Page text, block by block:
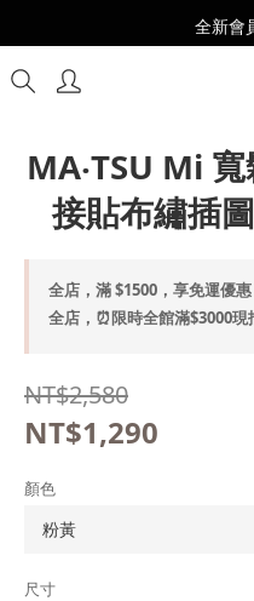
全新會
全新會
加入官方
MA‧TSU Mi
接貼布繡插
全店，滿 $1500，享免運優惠
全店，⏰限時全館滿$3000現
NT$2,580
NT$1,290
顏色
尺寸